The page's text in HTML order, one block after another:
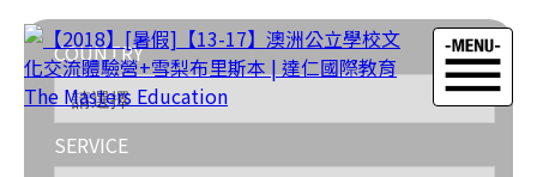
COUNTRY
SERVICE